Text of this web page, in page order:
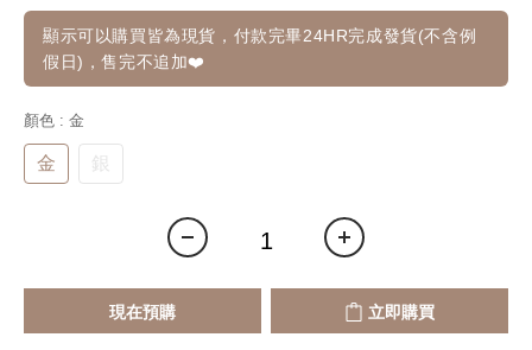
顯示可以購買皆為現貨，付款完畢24HR完成發貨(不含例
假日)，售完不追加❤️
顏色 : 金
金 銀
現在預購 立即購買